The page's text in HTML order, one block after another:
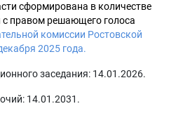
сформирована в количестве
с правом решающего голоса
комиссии Ростовской
2025 года.
заседания: 14.01.2026.
14.01.2031.